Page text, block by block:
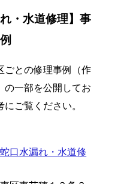
・水道修理】事
例
ごとの修理事例（作
の一部を公開してお
にご覧ください。
口水漏れ・水道修